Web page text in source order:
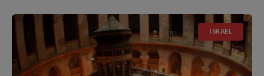
ISRAEL